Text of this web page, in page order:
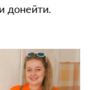
донейти.